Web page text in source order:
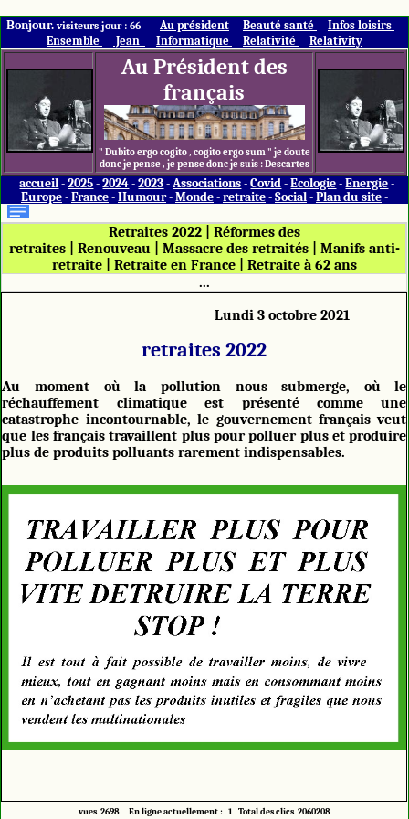
Bonjour.visiteurs jour : 66 Au président Beauté santé
Infos loisirs
Ensemble
Jean Informatique Relativité Relativity
Au Président des
français
" Dubito ergo cogito , cogito ergo sum " je doute
donc je pense , je pense donc je suis : Descartes
accueil -2025 -2024 -2023 -Associations -Covid -Ecologie -Energie -
Europe- France- Humour- Monde- retraite- Social- Plan du site-
Retraites 2022| Réformes des
retraites| Renouveau| Massacre des retraités| Manifs anti-
retraite| Retraite en France| Retraite à 62 ans
...
Lundi 3 octobre 2021
retraites 2022
Au moment où la pollution nous submerge, où le
réchauffement climatique est présenté comme une
catastrophe incontournable, le gouvernement français veut
que les français travaillent plus pour polluer plus et produire
plus de produits polluants rarement indispensables.
vues 2698 En ligne actuellement : 1 Total des clics 2060208